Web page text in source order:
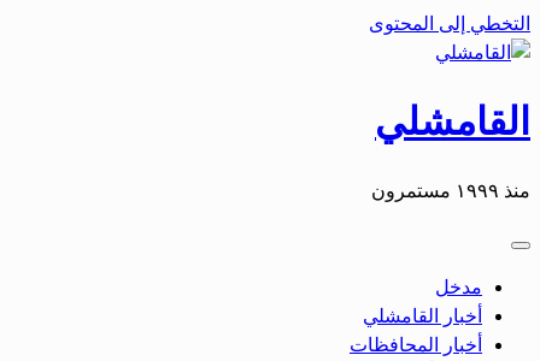
التخطي إلى المحتوى
القامشلي
منذ ١٩٩٩ مستمرون
مدخل
أخبار القامشلي
أخبار المحافظات